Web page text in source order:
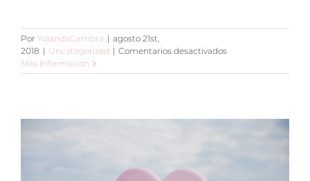
Por YolandaCambra | agosto 21st,
2018 | Uncategorized | Comentarios desactivadosen
labial
Más información